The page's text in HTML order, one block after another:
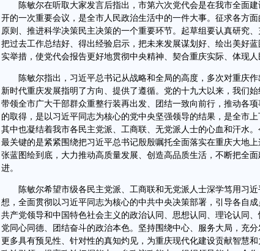
陈敏尔在听取大家发言后指出，市第六次党代会是在我市全面建
开的一次重要会议，是全市人民政治生活中的一件大事。征求各方
原则、推进科学决策民主决策的一个重要环节。起草组要认真研究
把过去工作总结好、得出经验启示，把未来发展谋划好、绘出美好
实举措，使党代会报告更好地贯彻中央精神、契合重庆实际、体现人
陈敏尔指出，习近平总书记从战略和全局的高度，多次对重庆作
新时代重庆发展指明了方向、提供了遵循。党的十九大以来，我们
带领全市广大干部群众重整行装再出发、团结一致向前行，推动各
的取得，是以习近平同志为核心的党中央坚强领导的结果，是全市
其中也凝结着我市各民主党派、工商联、无党派人士的心血和汗水。
最关键的是紧紧围绕把习近平总书记殷殷嘱托全面落实在重庆大地
张蓝图绘到底，大力推动高质量发展、创造高品质生活，不断把全
进。
陈敏尔希望市级各民主党派、工商联和无党派人士深学笃用习近
想，全面贯彻以习近平同志为核心的中共中央决策部署，引导各自
共产党领导和中国特色社会主义的政治认同、思想认同、理论认同
党同心同德、团结奋斗的政治本色。坚持围绕中心、服务大局，充
更多具有预见性、针对性的真知灼见，为重庆现代化建设贡献智慧